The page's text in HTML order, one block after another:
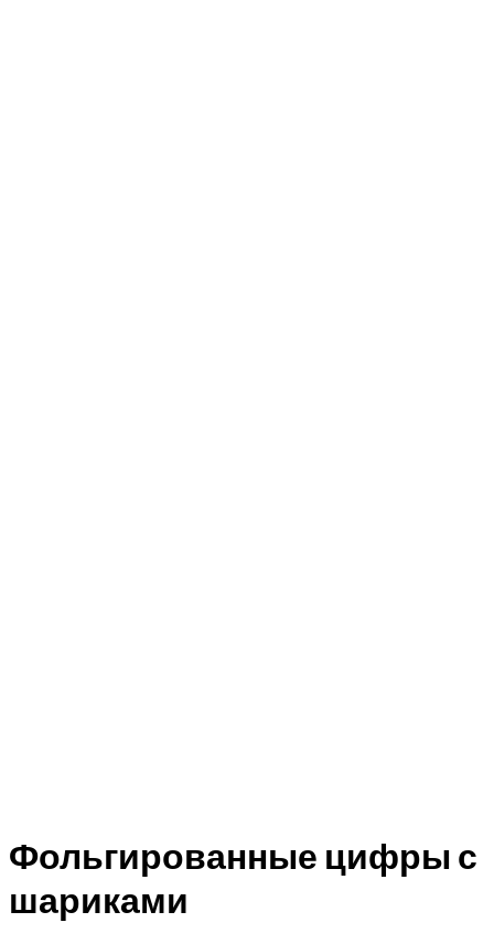
Фольгированные цифры с
шариками